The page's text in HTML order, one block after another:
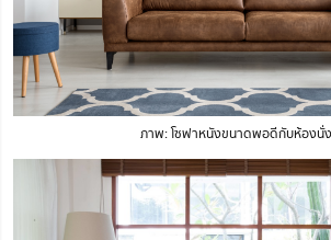
ภาพ: โซฟาหนังขนาดพอดีกับห้องนั่